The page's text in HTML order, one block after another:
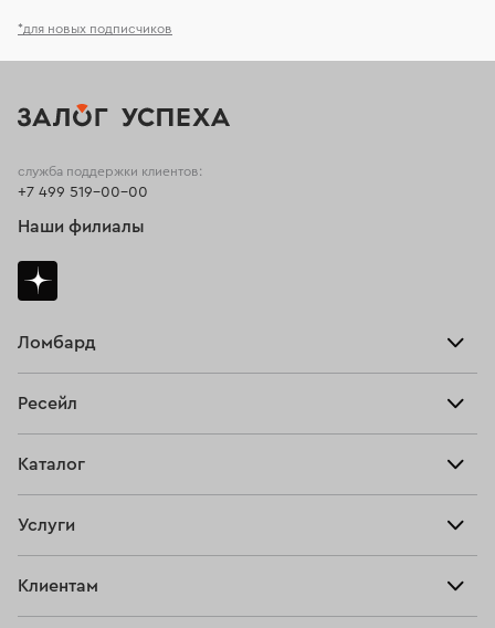
*для новых подписчиков
Ломбард
Тарифы
Ресейл
Купить
Прочие услуги
Каталог
Серьги
Услуги
Клиентам
служба поддержки клиентов:
+7 499 519-00-00
Наши филиалы